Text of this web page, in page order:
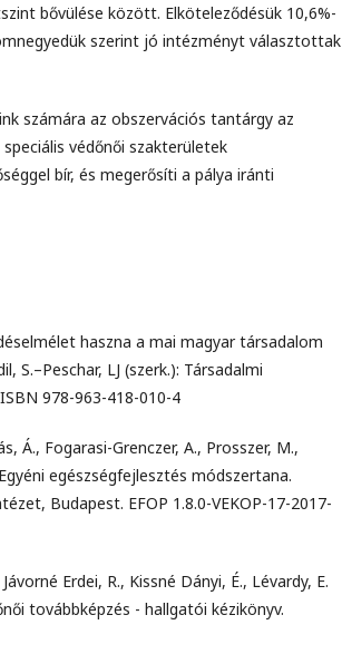
bővülése között. Elköteleződésük 10,6%-
szerint jó intézményt választottak
számára az obszervációs tantárgy az
védőnői szakterületek
bír, és megerősíti a pálya iránti
haszna a mai magyar társadalom
S.–Peschar, LJ (szerk.): Társadalmi
978-963-418-010-4
Á., Fogarasi-Grenczer, A., Prosszer, M.,
egészségfejlesztés módszertana.
Budapest. EFOP 1.8.0-VEKOP-17-2017-
Erdei, R., Kissné Dányi, É., Lévardy, E.
továbbképzés - hallgatói kézikönyv.